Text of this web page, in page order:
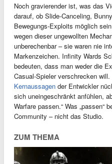
Noch gravierender ist, was das
darauf, ob Slide-Canceling,
Bewegungs-Exploits möglich
wegen dieser ungewollten
unberechenbar – sie waren nie
Markenzeichen. Infinity Wards
bedeuten, dass man weder die
Casual-Spieler verschrecken will.
Kernaussagen der Entwickler
sich uneingeschränkt anfühlen,
Warfare passen.“ Was „passen“
Community – nicht das Studio.
ZUM THEMA